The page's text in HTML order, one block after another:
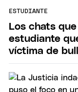
ESTUDIANTE
Los chats
estudiante
víctima de